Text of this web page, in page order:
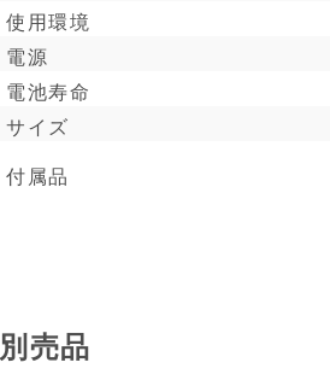
使用環境
電源
電池寿命
サイズ
付属品
別売品